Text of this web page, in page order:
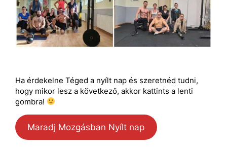
Ha érdekelne Téged a nyílt nap és szeretnéd tudni,
hogy mikor lesz a következő, akkor kattints a lenti
gombra!
Maradj Mozgásban Nyílt nap